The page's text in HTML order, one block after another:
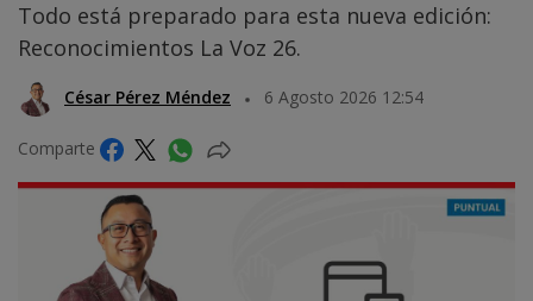
Todo está preparado para esta nueva edición:
Reconocimientos La Voz 26.
César Pérez Méndez 6 Agosto 2026 12:54
Comparte